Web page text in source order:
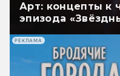
Арт: концепты к
эпизода
РЕКЛАМА